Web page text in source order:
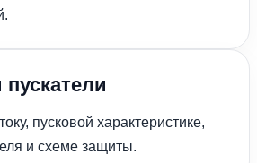
пусковой характеристике,
и схеме защиты.